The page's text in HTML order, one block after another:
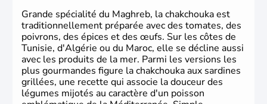
Grande spécialité du Maghreb, la chakchouka est
traditionnellement préparée avec des tomates, des
poivrons, des épices et des œufs. Sur les côtes de
Tunisie, d'Algérie ou du Maroc, elle se décline aussi
avec les produits de la mer. Parmi les versions les
plus gourmandes figure la chakchouka aux sardines
grillées, une recette qui associe la douceur des
légumes mijotés au caractère d'un poisson